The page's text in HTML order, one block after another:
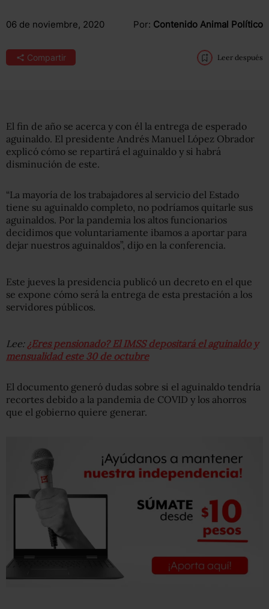
06 de noviembre, 2020 Por: Contenido Animal Político
Compartir Leer después
El fin de año se acerca y con él la entrega de esperado
aguinaldo. El presidente Andrés Manuel López Obrador
explicó cómo se repartirá el aguinaldo y si habrá
disminución de este.
“La mayoría de los trabajadores al servicio del Estado
tiene su aguinaldo completo, no podríamos quitarle sus
aguinaldos. Por la pandemia los altos funcionarios
decidimos que voluntariamente ibamos a aportar para
dejar nuestros aguinaldos”, dijo en la conferencia.
Este jueves la presidencia publicó un decreto en el que
se expone cómo será la entrega de esta prestación a los
servidores públicos.
Lee: ¿Eres pensionado? El IMSS depositará el aguinaldo y
mensualidad este 30 de octubre
El documento generó dudas sobre si el aguinaldo tendría
recortes debido a la pandemia de COVID y los ahorros
que el gobierno quiere generar.